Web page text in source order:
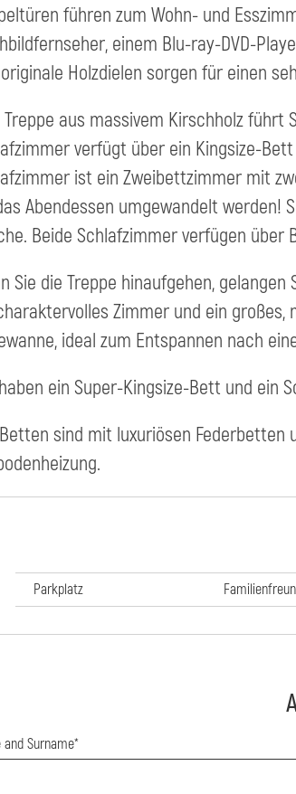
führen zum Wohn- und
einem Blu-ray-DVD-
Holzdielen sorgen für einen
Treppe aus massivem Kirschholz führt
verfügt über ein Kingsize-
ist ein Zweibettzimmer mit
Abendessen umgewandelt werden!
Beide Schlafzimmer verfügen über
Sie die Treppe hinaufgehen,
Zimmer und ein
ideal zum Entspannen nach
ein Super-Kingsize-Bett und ein
sind mit luxuriösen
Parkplatz
and Surname*